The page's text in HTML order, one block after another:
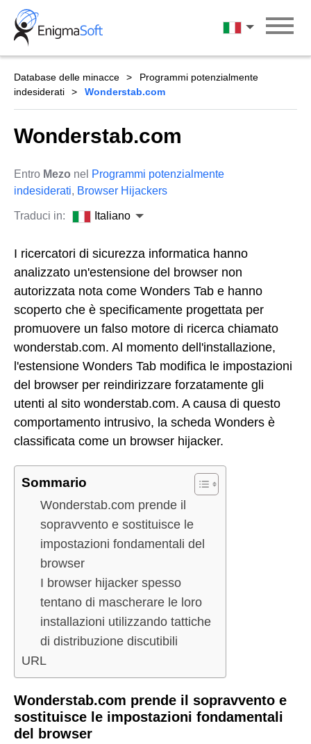
Skip
content
Italiano
Database delle minacce
Programmi potenzialmente
indesiderati
Wonderstab.com
Wonderstab.com
Entro Mezo nel
Programmi potenzialmente
indesiderati, Browser Hijackers
Traduci in: Italiano
I ricercatori di sicurezza informatica hanno
analizzato un'estensione del browser non
autorizzata nota come Wonders Tab e hanno
scoperto che è specificamente progettata per
promuovere un falso motore di ricerca chiamato
wonderstab.com. Al momento dell'installazione,
l'estensione Wonders Tab modifica le impostazioni
del browser per reindirizzare forzatamente gli
utenti al sito wonderstab.com. A causa di questo
comportamento intrusivo, la scheda Wonders è
classificata come un browser hijacker.
Sommario
Wonderstab.com prende il
sopravvento e sostituisce le
impostazioni fondamentali del
browser
I browser hijacker spesso
tentano di mascherare le loro
installazioni utilizzando tattiche
di distribuzione discutibili
URL
Wonderstab.com prende il sopravvento e
sostituisce le impostazioni fondamentali
del browser